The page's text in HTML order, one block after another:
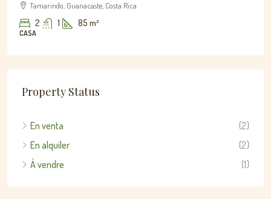
Tamarindo, Guanacaste, Costa Rica
2 1 85 m²
CASA
Property Status
En venta
(2)
En alquiler
(2)
À vendre
(1)